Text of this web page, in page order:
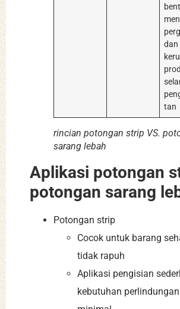
dan
tan
rincian potongan strip VS.
sarang lebah
Aplikasi potongan
potongan sarang
Potongan strip
Cocok untuk barang
tidak rapuh
Aplikasi pengisian
kebutuhan